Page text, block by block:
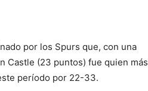
por los Spurs que, con una
Castle (23 puntos) fue quien más
período por 22-33.